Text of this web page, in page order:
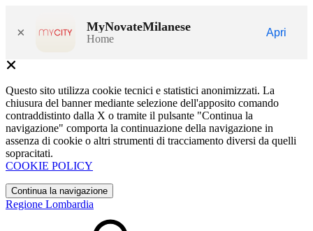
× MyNovateMilanese
Home
Apri
Questo sito utilizza cookie tecnici e statistici anonimizzati. La
chiusura del banner mediante selezione dell'apposito comando
contraddistinto dalla X o tramite il pulsante "Continua la
navigazione" comporta la continuazione della navigazione in
assenza di cookie o altri strumenti di tracciamento diversi da quelli
sopracitati.
COOKIE POLICY
Continua la navigazione
Regione Lombardia